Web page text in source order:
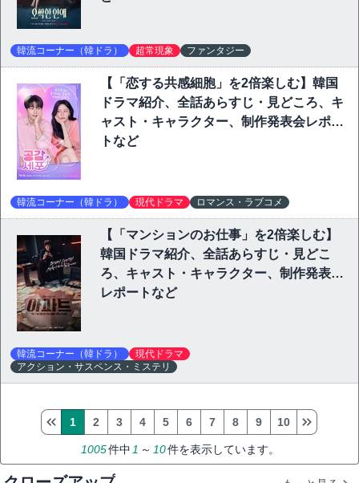
韓流コーナー（韓ドラ） 超常現象 ファンタジー
【「恋する共感細胞」を2倍楽しむ】韓国
ドラマ紹介、全話あらすじ・見どころ、キ
ャスト・キャラクター、制作発表会レポー
トなど
韓流コーナー（韓ドラ） 現代ドラマ ロマンス・ラブコメ
【「マンションのお仕事」を2倍楽しむ】
韓国ドラマ紹介、全話あらすじ・見どこ
ろ、キャスト・キャラクター、制作発表会
レポートなど
韓流コーナー（韓ドラ）
現代ドラマ
アクション・サスペンス・ミステリ
1005件中 1 ～ 10件を表示しています。
1 2 3 4 5 6 7 8 9 10